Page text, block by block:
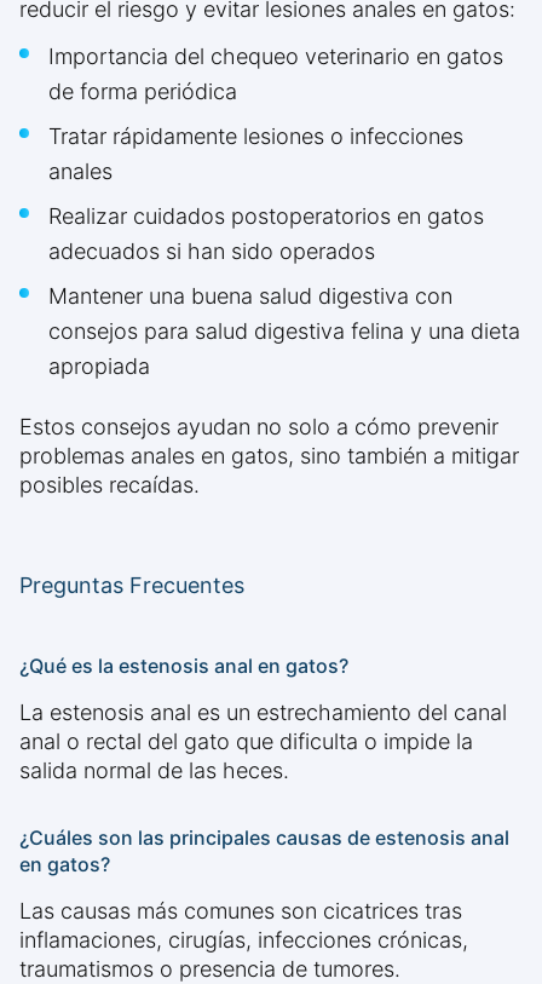
reducir el riesgo y evitar lesiones anales en gatos:
Importancia del chequeo veterinario en gatos
de forma periódica
Tratar rápidamente lesiones o infecciones
anales
Realizar cuidados postoperatorios en gatos
adecuados si han sido operados
Mantener una buena salud digestiva con
consejos para salud digestiva felina y una dieta
apropiada
Estos consejos ayudan no solo a cómo prevenir
problemas anales en gatos, sino también a mitigar
posibles recaídas.
Preguntas Frecuentes
¿Qué es la estenosis anal en gatos?
La estenosis anal es un estrechamiento del canal
anal o rectal del gato que dificulta o impide la
salida normal de las heces.
¿Cuáles son las principales causas de estenosis anal
en gatos?
Las causas más comunes son cicatrices tras
inflamaciones, cirugías, infecciones crónicas,
traumatismos o presencia de tumores.